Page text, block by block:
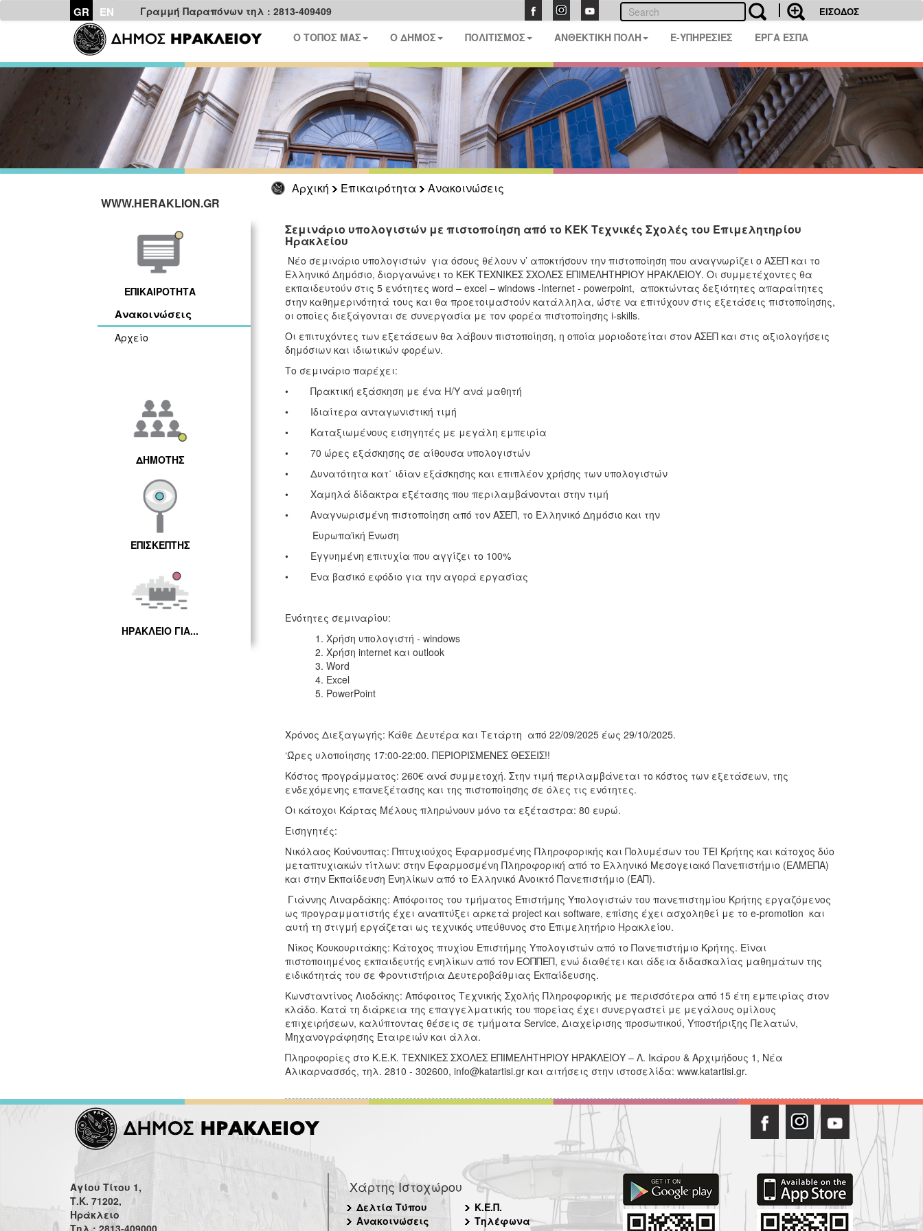
GR EN Γραμμή Παραπόνων τηλ : 2813-409409 ΕΙΣΟΔΟΣ
Ο ΤΟΠΟΣ ΜΑΣ Ο ΔΗΜΟΣ ΠΟΛΙΤΙΣΜΟΣ ΑΝΘΕΚΤΙΚΗ ΠΟΛΗ E-ΥΠΗΡΕΣΙΕΣ ΕΡΓΑ ΕΣΠΑ
Αρχική Επικαιρότητα
Ανακοινώσεις
WWW.HERAKLION.GR
ΕΠΙΚΑΙΡΟΤΗΤΑ
Ανακοινώσεις
Αρχείο
ΔΗΜΟΤΗΣ
ΕΠΙΣΚΕΠΤΗΣ
ΗΡΑΚΛΕΙΟ ΓΙΑ...
Σεμινάριο υπολογιστών με πιστοποίηση από το ΚΕΚ Τεχνικές Σχολές του Επιμελητηρίου
Ηρακλείου
Νέο σεμινάριο υπολογιστών για όσους θέλουν ν’ αποκτήσουν την πιστοποίηση που αναγνωρίζει ο ΑΣΕΠ και το
Ελληνικό Δημόσιο, διοργανώνει το ΚΕΚ ΤΕΧΝΙΚΕΣ ΣΧΟΛΕΣ ΕΠΙΜΕΛΗΤΗΡΙΟΥ ΗΡΑΚΛΕΙΟΥ. Οι συμμετέχοντες θα
εκπαιδευτούν στις 5 ενότητες word – excel – windows -Internet - powerpoint, αποκτώντας δεξιότητες απαραίτητες
στην καθημερινότητά τους και θα προετοιμαστούν κατάλληλα, ώστε να επιτύχουν στις εξετάσεις πιστοποίησης,
οι οποίες διεξάγονται σε συνεργασία με τον φορέα πιστοποίησης i-skills.
Οι επιτυχόντες των εξετάσεων θα λάβουν πιστοποίηση, η οποία μοριοδοτείται στον ΑΣΕΠ και στις αξιολογήσεις
δημόσιων και ιδιωτικών φορέων.
Το σεμινάριο παρέχει:
• Πρακτική εξάσκηση με ένα H/Y ανά μαθητή
• Ιδιαίτερα ανταγωνιστική τιμή
• Καταξιωμένους εισηγητές με μεγάλη εμπειρία
• 70 ώρες εξάσκησης σε αίθουσα υπολογιστών
• Δυνατότητα κατ΄ ιδίαν εξάσκησης και επιπλέον χρήσης των υπολογιστών
• Χαμηλά δίδακτρα εξέτασης που περιλαμβάνονται στην τιμή
• Αναγνωρισμένη πιστοποίηση από τον ΑΣΕΠ, το Ελληνικό Δημόσιο και την
Ευρωπαϊκή Ένωση
• Εγγυημένη επιτυχία που αγγίζει το 100%
• Ένα βασικό εφόδιο για την αγορά εργασίας
Ενότητες σεμιναρίου:
Χρήση υπολογιστή - windows
Χρήση internet και outlook
Word
Excel
PowerPoint
Χρόνος Διεξαγωγής: Κάθε Δευτέρα και Τετάρτη από 22/09/2025 έως 29/10/2025.
‘Ώρες υλοποίησης 17:00-22:00. ΠΕΡΙΟΡΙΣΜΕΝΕΣ ΘΕΣΕΙΣ!!
Κόστος προγράμματος: 260€ ανά συμμετοχή. Στην τιμή περιλαμβάνεται το κόστος των εξετάσεων, της
ενδεχόμενης επανεξέτασης και της πιστοποίησης σε όλες τις ενότητες.
Οι κάτοχοι Κάρτας Μέλους πληρώνουν μόνο τα εξέταστρα: 80 ευρώ.
Εισηγητές:
Νικόλαος Κούνουπας: Ππτυχιούχος Εφαρμοσμένης Πληροφορικής και Πολυμέσων του ΤΕΙ Κρήτης και κάτοχος δύο
μεταπτυχιακών τίτλων: στην Εφαρμοσμένη Πληροφορική από το Ελληνικό Μεσογειακό Πανεπιστήμιο (ΕΛΜΕΠΑ)
και στην Εκπαίδευση Ενηλίκων από το Ελληνικό Ανοικτό Πανεπιστήμιο (ΕΑΠ).
Γιάννης Λιναρδάκης: Απόφοιτος του τμήματος Επιστήμης Υπολογιστών του πανεπιστημίου Κρήτης εργαζόμενος
ως προγραμματιστής έχει αναπτύξει αρκετά project και software, επίσης έχει ασχοληθεί με το e-promotion και
αυτή τη στιγμή εργάζεται ως τεχνικός υπεύθυνος στο Επιμελητήριο Ηρακλείου.
Νίκος Κουκουριτάκης: Κάτοχος πτυχίου Επιστήμης Υπολογιστών από το Πανεπιστήμιο Κρήτης. Είναι
πιστοποιημένος εκπαιδευτής ενηλίκων από τον ΕΟΠΠΕΠ, ενώ διαθέτει και άδεια διδασκαλίας μαθημάτων της
ειδικότητάς του σε Φροντιστήρια Δευτεροβάθμιας Εκπαίδευσης.
Κωνσταντίνος Λιοδάκης: Απόφοιτος Τεχνικής Σχολής Πληροφορικής με περισσότερα από 15 έτη εμπειρίας στον
κλάδο. Κατά τη διάρκεια της επαγγελματικής του πορείας έχει συνεργαστεί με μεγάλους ομίλους
επιχειρήσεων, καλύπτοντας θέσεις σε τμήματα Service, Διαχείρισης προσωπικού, Υποστήριξης Πελατών,
Μηχανογράφησης Εταιρειών και άλλα.
Πληροφορίες στο Κ.Ε.Κ. ΤΕΧΝΙΚΕΣ ΣΧΟΛΕΣ ΕΠΙΜΕΛΗΤΗΡΙΟΥ ΗΡΑΚΛΕΙΟΥ – Λ. Ικάρου & Αρχιμήδους 1, Νέα
Αλικαρνασσός, τηλ. 2810 - 302600, info@katartisi.gr και αιτήσεις στην ιστοσελίδα: www.katartisi.gr.
Αγίου Τίτου 1,
Τ.Κ. 71202,
Ηράκλειο
Τηλ.: 2813-409000
Χάρτης Ιστοχώρου
Δελτία Τύπου
Ανακοινώσεις
Κ.Ε.Π.
Τηλέφωνα